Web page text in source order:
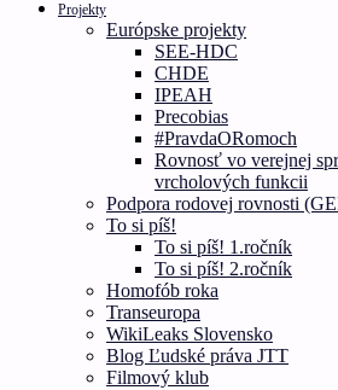
Projekty
Európske projekty
SEE-HDC
CHDE
IPEAH
Precobias
#PravdaORomoch
Rovnosť vo verejnej
vrcholových funkcii
Podpora rodovej rovnosti
To si píš!
To si píš! 1.ročník
To si píš! 2.ročník
Homofób roka
Transeuropa
WikiLeaks Slovensko
Blog Ľudské práva JTT
Filmový klub